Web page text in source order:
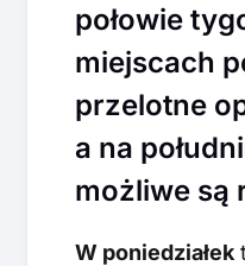
połowie
miejscach
przelotne
a na
możliwe są
W poniedziałek